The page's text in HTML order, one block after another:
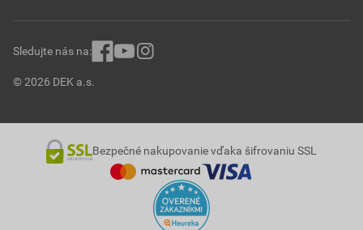
© 2026 DEK a.s.
Sledujte nás na:
Bezpečné nakupovanie vďaka šifrovaniu SSL